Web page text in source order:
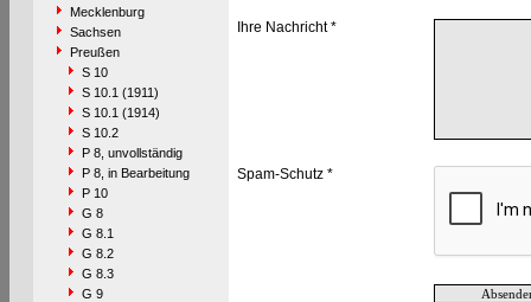
Mecklenburg
Sachsen
Preußen
S 10
S 10.1 (1911)
S 10.1 (1914)
S 10.2
P 8, unvollständig
P 8, in Bearbeitung
P 10
G 8
G 8.1
G 8.2
G 8.3
G 9
Ihre Nachricht *
Spam-Schutz *